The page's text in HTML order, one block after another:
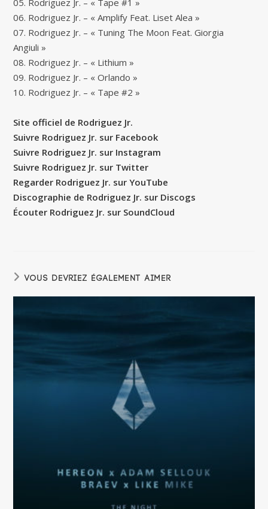
05. Rodriguez Jr. – « Tape #1 »
06. Rodriguez Jr. – « Amplify Feat. Liset Alea »
07. Rodriguez Jr. – « Tuning The Moon Feat. Giorgia
Angiuli »
08. Rodriguez Jr. – « Lithium »
09. Rodriguez Jr. – « Orlando »
10. Rodriguez Jr. – « Tape #2 »
Site officiel de Rodriguez Jr.
Suivre Rodriguez Jr. sur Facebook
Suivre Rodriguez Jr. sur Instagram
Suivre Rodriguez Jr. sur Twitter
Regarder Rodriguez Jr. sur YouTube
Discographie de Rodriguez Jr. sur Discogs
Écouter Rodriguez Jr. sur SoundCloud
VOUS DEVRIEZ ÉGALEMENT AIMER